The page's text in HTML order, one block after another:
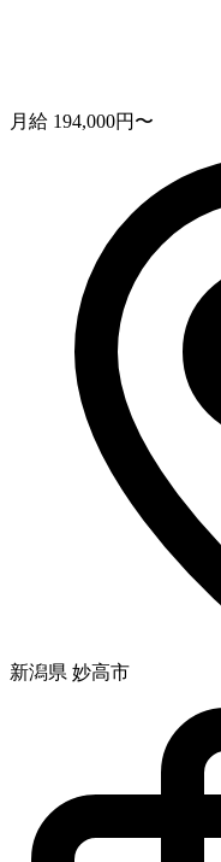
月給 194,000円〜
新潟県 妙高市